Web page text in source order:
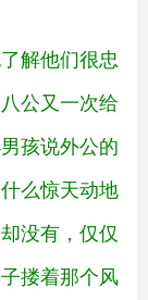
解他们很忠
公又一次给
孩说外公的
么惊天动地
没有，仅仅
搂着那个风